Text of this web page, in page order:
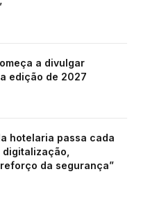
a divulgar
edição de 2027
hotelaria passa cada
da segurança”